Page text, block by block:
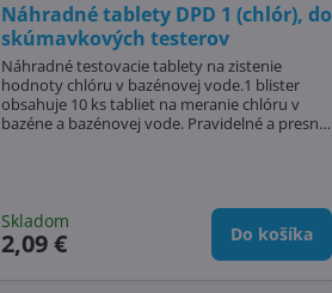
Náhradné tablety DPD 1 (chlór), do
skúmavkových testerov
Náhradné testovacie tablety na zistenie
hodnoty chlóru v bazénovej vode.1 blister
obsahuje 10 ks tabliet na meranie chlóru v
bazéne a bazénovej vode. Pravidelné a presné
Skladom
2,09 € Do košíka